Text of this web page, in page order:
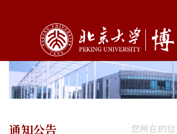
您所在的位
通知公告